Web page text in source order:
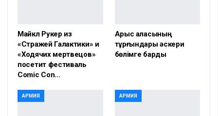
Майкл Рукер из
«Стражей Галактики» и
«Ходячих мертвецов»
посетит фестиваль
Comic Con…
Арыс қаласының
тұрғындары әскери
бөлімге барды
АРМИЯ АРМИЯ